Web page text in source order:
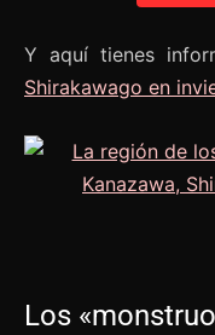
Y aquí tienes
Shirakawago en
Los